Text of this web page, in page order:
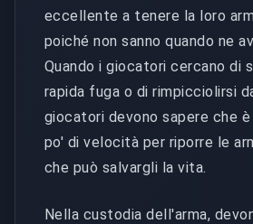
eccellente a tenere la loro
poiché non sanno quando ne
Quando i giocatori cercano di
rapida fuga o di rimpicciolirsi
giocatori devono sapere che è
po' di velocità per riporre le
che può salvargli la vita.
Nella custodia dell'arma,